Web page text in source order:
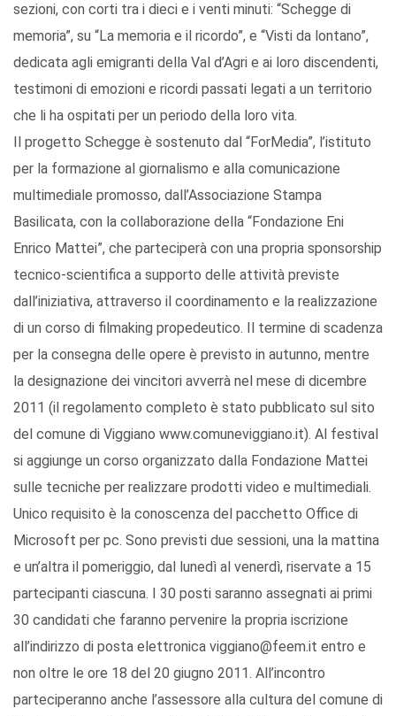
sezioni, con corti tra i dieci e i venti minuti: “Schegge di
memoria”, su “La memoria e il ricordo”, e “Visti da lontano”,
dedicata agli emigranti della Val d’Agri e ai loro discendenti,
testimoni di emozioni e ricordi passati legati a un territorio
che li ha ospitati per un periodo della loro vita.
Il progetto Schegge è sostenuto dal “ForMedia”, l’istituto
per la formazione al giornalismo e alla comunicazione
multimediale promosso, dall’Associazione Stampa
Basilicata, con la collaborazione della “Fondazione Eni
Enrico Mattei”, che parteciperà con una propria sponsorship
tecnico-scientifica a supporto delle attività previste
dall’iniziativa, attraverso il coordinamento e la realizzazione
di un corso di filmaking propedeutico. Il termine di scadenza
per la consegna delle opere è previsto in autunno, mentre
la designazione dei vincitori avverrà nel mese di dicembre
2011 (il regolamento completo è stato pubblicato sul sito
del comune di Viggiano www.comuneviggiano.it). Al festival
si aggiunge un corso organizzato dalla Fondazione Mattei
sulle tecniche per realizzare prodotti video e multimediali.
Unico requisito è la conoscenza del pacchetto Office di
Microsoft per pc. Sono previsti due sessioni, una la mattina
e un’altra il pomeriggio, dal lunedì al venerdì, riservate a 15
partecipanti ciascuna. I 30 posti saranno assegnati ai primi
30 candidati che faranno pervenire la propria iscrizione
all’indirizzo di posta elettronica viggiano@feem.it entro e
non oltre le ore 18 del 20 giugno 2011. All’incontro
parteciperanno anche l’assessore alla cultura del comune di